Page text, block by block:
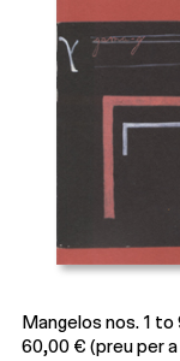
Mangelos nos. 1 to
60,00 € (preu per